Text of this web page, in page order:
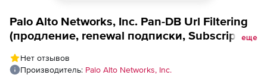
Palo Alto Networks, Inc. Pan-DB Url Filtering
(продление, renewal подписки, Subscription
еще
Нет отзывов
Производитель: Palo Alto Networks, Inc.